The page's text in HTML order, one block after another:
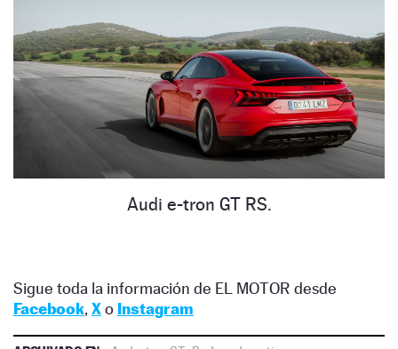
Audi e-tron GT RS.
Sigue toda la información de EL MOTOR desde
Facebook, Xo Instagram